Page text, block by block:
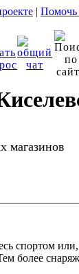
| Помочь
магазинов
или,
более